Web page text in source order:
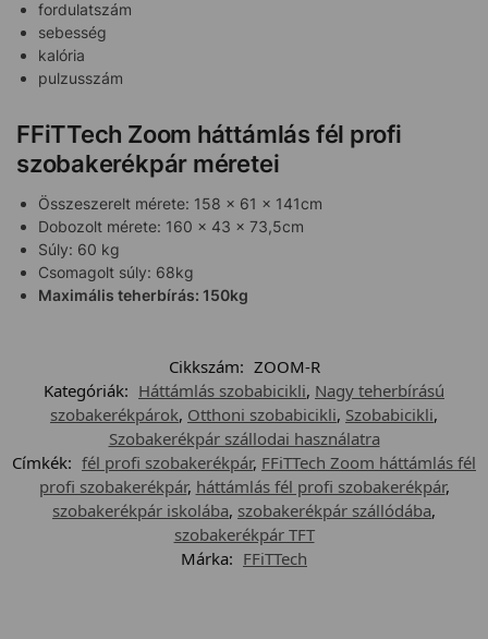
fordulatszám
sebesség
kalória
pulzusszám
FFiTTech Zoom háttámlás fél profi
szobakerékpár méretei
Összeszerelt mérete: 158 x 61 x 141cm
Dobozolt mérete: 160 x 43 x 73,5cm
Súly: 60 kg
Csomagolt súly: 68kg
Maximális teherbírás: 150kg
Cikkszám: ZOOM-R
Kategóriák: Háttámlás szobabicikli, Nagy teherbírású
szobakerékpárok, Otthoni szobabicikli, Szobabicikli,
Szobakerékpár szállodai használatra
Címkék: fél profi szobakerékpár, FFiTTech Zoom háttámlás fél
profi szobakerékpár, háttámlás fél profi szobakerékpár,
szobakerékpár iskolába, szobakerékpár szállódába,
szobakerékpár TFT
Márka: FFiTTech